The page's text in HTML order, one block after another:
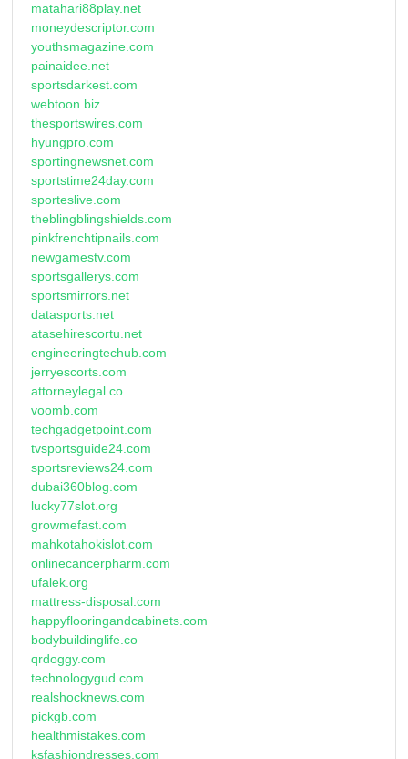
matahari88play.net
moneydescriptor.com
youthsmagazine.com
painaidee.net
sportsdarkest.com
webtoon.biz
thesportswires.com
hyungpro.com
sportingnewsnet.com
sportstime24day.com
sporteslive.com
theblingblingshields.com
pinkfrenchtipnails.com
newgamestv.com
sportsgallerys.com
sportsmirrors.net
datasports.net
atasehirescortu.net
engineeringtechub.com
jerryescorts.com
attorneylegal.co
voomb.com
techgadgetpoint.com
tvsportsguide24.com
sportsreviews24.com
dubai360blog.com
lucky77slot.org
growmefast.com
mahkotahokislot.com
onlinecancerpharm.com
ufalek.org
mattress-disposal.com
happyflooringandcabinets.com
bodybuildinglife.co
qrdoggy.com
technologygud.com
realshocknews.com
pickgb.com
healthmistakes.com
ksfashiondresses.com